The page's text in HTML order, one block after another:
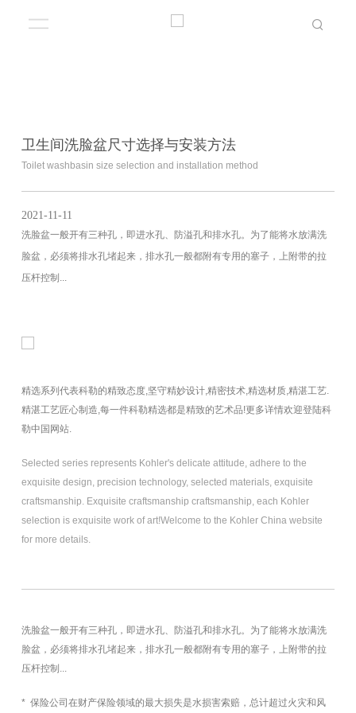
卫生间洗脸盆尺寸选择与安装方法
Toilet washbasin size selection and installation method
2021-11-11
洗脸盆一般开有三种孔，即进水孔、防溢孔和排水孔。为了能将水放满洗
脸盆，必须将排水孔堵起来，排水孔一般都附有专用的塞子，上附带的拉
压杆控制...
精选系列代表科勒的精致态度,坚守精妙设计,精密技术,精选材质,精湛工艺.
精湛工艺匠心制造,每一件科勒精选都是精致的艺术品!更多详情欢迎登陆科
勒中国网站.
Selected series represents Kohler's delicate attitude, adhere to the
exquisite design, precision technology, selected materials, exquisite
craftsmanship. Exquisite craftsmanship craftsmanship, each Kohler
selection is exquisite work of art!Welcome to the Kohler China website
for more details.
洗脸盆一般开有三种孔，即进水孔、防溢孔和排水孔。为了能将水放满洗
脸盆，必须将排水孔堵起来，排水孔一般都附有专用的塞子，上附带的拉
压杆控制...
* 保险公司在财产保险领域的最大损失是水损害索赔，总计超过火灾和风